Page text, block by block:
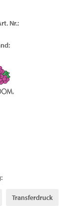
Nr.:
Transferdruck